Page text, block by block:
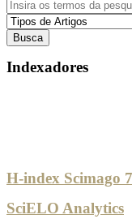
Indexadores
H-index Scimago 7
SciELO Analytics